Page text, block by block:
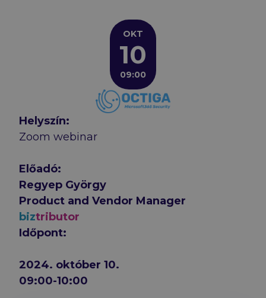
Webinarsorozat 3. rész –
OKT
10
09:00
Helyszín:
Zoom webinar
Előadó:
Regyep György
Product and Vendor Manager
biztributor
Időpont:
2024. október 10.
09:00-10:00